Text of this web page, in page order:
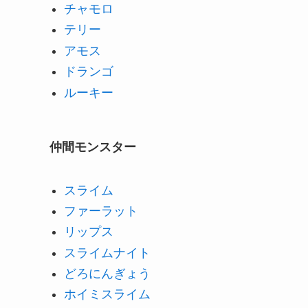
チャモロ
テリー
アモス
ドランゴ
ルーキー
仲間モンスター
スライム
ファーラット
リップス
スライムナイト
どろにんぎょう
ホイミスライム